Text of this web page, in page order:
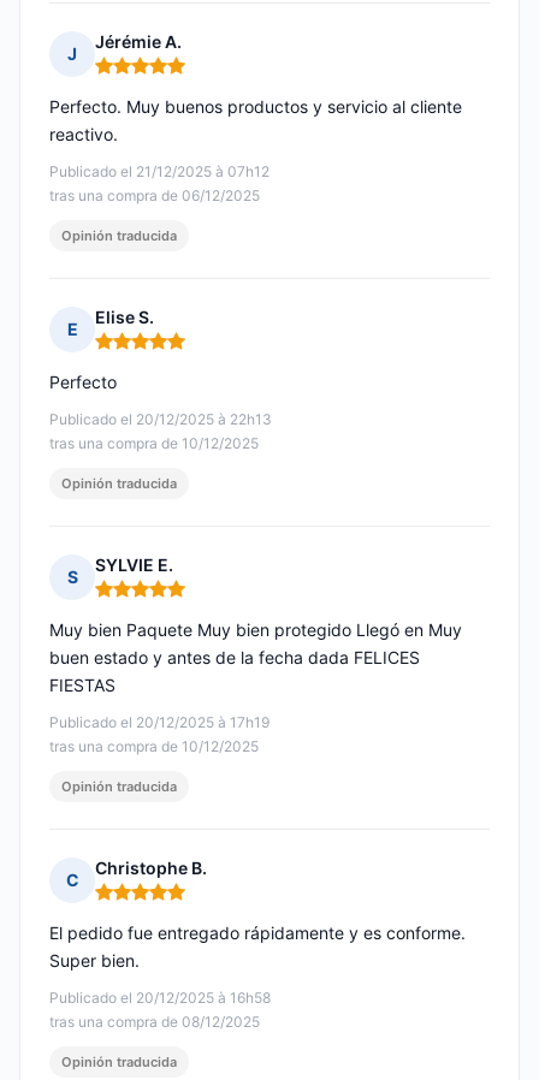
J
Jérémie A.
Nota: 5 de 5
Publicado el 21/12/2025 à 07h12
tras una compra de 06/12/2025
Perfecto. Muy buenos productos y servicio al cliente
reactivo.
Opinión traducida
E
Elise S.
Nota: 5 de 5
Publicado el 20/12/2025 à 22h13
tras una compra de 10/12/2025
Perfecto
Opinión traducida
S
SYLVIE E.
Nota: 5 de 5
Publicado el 20/12/2025 à 17h19
tras una compra de 10/12/2025
Muy bien Paquete Muy bien protegido Llegó en Muy
buen estado y antes de la fecha dada FELICES
FIESTAS
Opinión traducida
C
Christophe B.
Nota: 5 de 5
Publicado el 20/12/2025 à 16h58
tras una compra de 08/12/2025
El pedido fue entregado rápidamente y es conforme.
Super bien.
Opinión traducida